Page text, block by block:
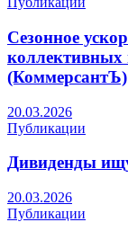
Сезонное
коллективных
(КоммерсантЪ)
20.03.2026
Публикации
Дивиденды
20.03.2026
Публикации